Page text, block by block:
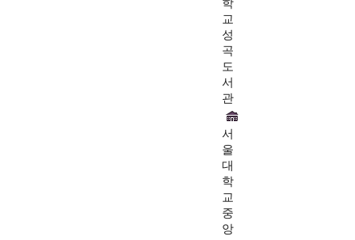
학
교
성
곡
도
서
관
서
울
대
학
교
중
앙